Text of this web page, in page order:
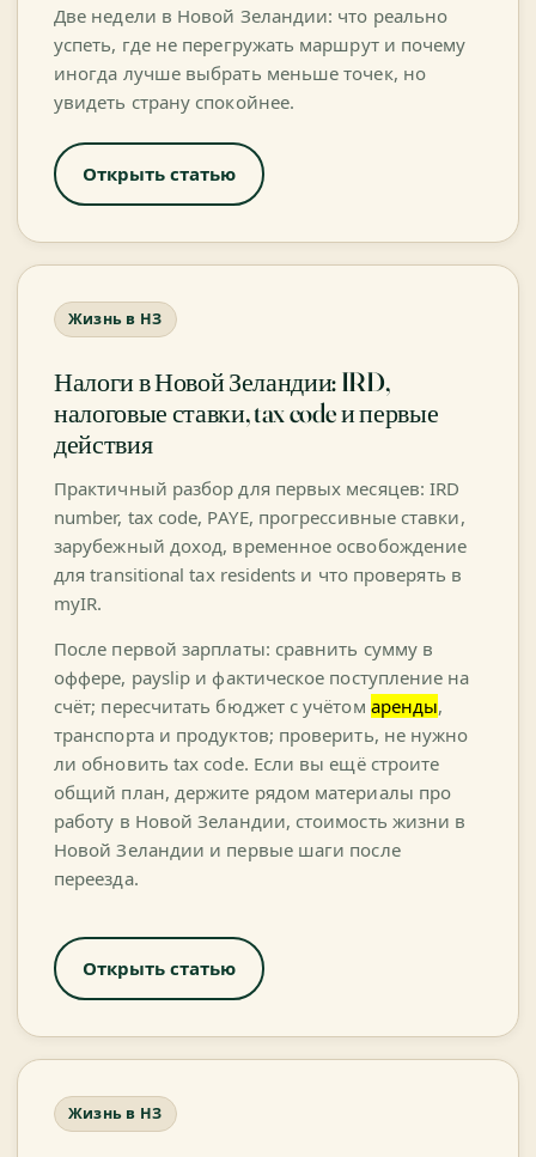
Две недели в Новой Зеландии: что реально
успеть, где не перегружать маршрут и почему
иногда лучше выбрать меньше точек, но
увидеть страну спокойнее.
Открыть статью
Жизнь в НЗ
Налоги в Новой Зеландии: IRD,
налоговые ставки, tax code и первые
действия
Практичный разбор для первых месяцев: IRD
number, tax code, PAYE, прогрессивные ставки,
зарубежный доход, временное освобождение
для transitional tax residents и что проверять в
myIR.
После первой зарплаты: сравнить сумму в
оффере, payslip и фактическое поступление на
счёт; пересчитать бюджет с учётом аренды,
транспорта и продуктов; проверить, не нужно
ли обновить tax code. Если вы ещё строите
общий план, держите рядом материалы про
работу в Новой Зеландии, стоимость жизни в
Новой Зеландии и первые шаги после
переезда.
Открыть статью
Жизнь в НЗ